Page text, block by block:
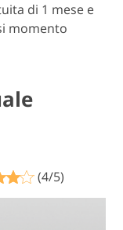
di 1 mese e
momento
(4/5)